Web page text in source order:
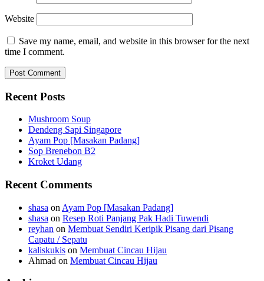
Website
Save my name, email, and website in this browser for the next
time I comment.
Recent Posts
Mushroom Soup
Dendeng Sapi Singapore
Ayam Pop [Masakan Padang]
Sop Brenebon B2
Kroket Udang
Recent Comments
shasa on Ayam Pop [Masakan Padang]
shasa on Resep Roti Panjang Pak Hadi Tuwendi
reyhan on Membuat Sendiri Keripik Pisang dari Pisang
Capatu / Sepatu
kaliskukis on Membuat Cincau Hijau
Ahmad on Membuat Cincau Hijau